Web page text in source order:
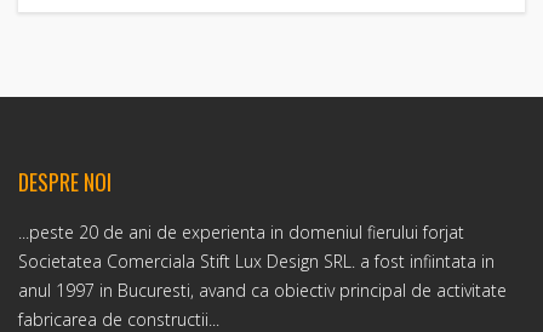
DESPRE NOI
...peste 20 de ani de experienta in domeniul fierului forjat
Societatea Comerciala Stift Lux Design SRL. a fost infiintata in
anul 1997 in Bucuresti, avand ca obiectiv principal de activitate
fabricarea de constructii...